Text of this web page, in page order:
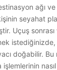
ağı ve
seyahat
Uçuş
doğabilir.
nasıl